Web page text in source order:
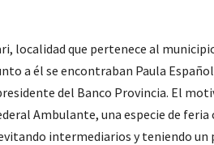
localidad que pertenece al
a él se encontraban Paula
del Banco Provincia. El
Ambulante, una especie de
intermediarios y teniendo un